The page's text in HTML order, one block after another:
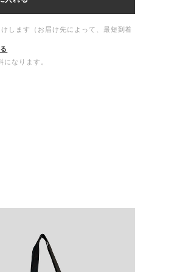
します（お届け先によって、最短到着
なります。